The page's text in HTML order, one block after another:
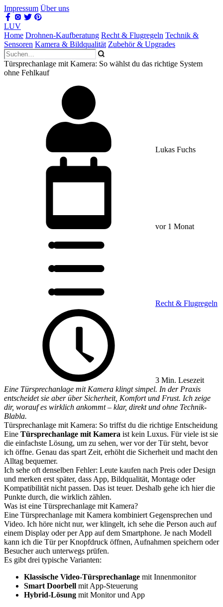
Impressum Über uns
LUV
Home Drohnen-Kaufberatung Recht & Flugregeln Technik &
Sensoren Kamera & Bildqualität Zubehör & Upgrades
Türsprechanlage mit Kamera: So wählst du das richtige System
ohne Fehlkauf
Lukas Fuchs
vor 1 Monat
Recht & Flugregeln
3 Min. Lesezeit
Eine Türsprechanlage mit Kamera klingt simpel. In der Praxis
entscheidet sie aber über Sicherheit, Komfort und Frust. Ich zeige
dir, worauf es wirklich ankommt – klar, direkt und ohne Technik-
Blabla.
Türsprechanlage mit Kamera: So triffst du die richtige Entscheidung
Eine Türsprechanlage mit Kamera ist kein Luxus. Für viele ist sie
die einfachste Lösung, um zu sehen, wer vor der Tür steht, bevor
ich öffne. Genau das spart Zeit, erhöht die Sicherheit und macht den
Alltag bequemer.
Ich sehe oft denselben Fehler: Leute kaufen nach Preis oder Design
und merken erst später, dass App, Bildqualität, Montage oder
Kompatibilität nicht passen. Das ist teuer. Deshalb gehe ich hier die
Punkte durch, die wirklich zählen.
Was ist eine Türsprechanlage mit Kamera?
Eine Türsprechanlage mit Kamera kombiniert Gegensprechen und
Video. Ich höre nicht nur, wer klingelt, ich sehe die Person auch auf
einem Display oder per App auf dem Smartphone. Je nach Modell
kann ich die Tür per Knopfdruck öffnen, Aufnahmen speichern oder
Besucher auch unterwegs prüfen.
Es gibt drei typische Varianten:
Klassische Video-Türsprechanlage mit Innenmonitor
Smart Doorbell mit App-Steuerung
Hybrid-Lösung mit Monitor und App